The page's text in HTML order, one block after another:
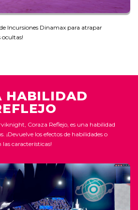
Incursiones Dinamax para atrapar
ocultas!
HABILIDAD
Coraza Reflejo, es una habilidad
¡Devuelve los efectos de habilidades o
características!